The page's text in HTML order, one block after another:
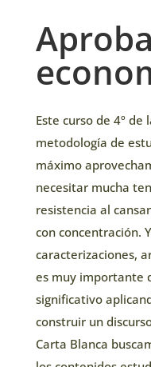
Este curso de 4º de
metodología de
máximo
necesitar mucha
resistencia al
con concentración.
caracterizaciones,
es muy importante
significativo
construir un
Carta Blanca